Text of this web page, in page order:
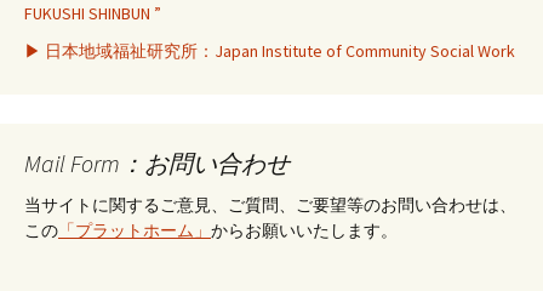
FUKUSHI SHINBUN ”
▶ 日本地域福祉研究所：Japan Institute of Community Social Work
Mail Form：お問い合わせ
当サイトに関するご意見、ご質問、ご要望等のお問い合わせは、
この 「プラットホーム」 からお願いいたします。